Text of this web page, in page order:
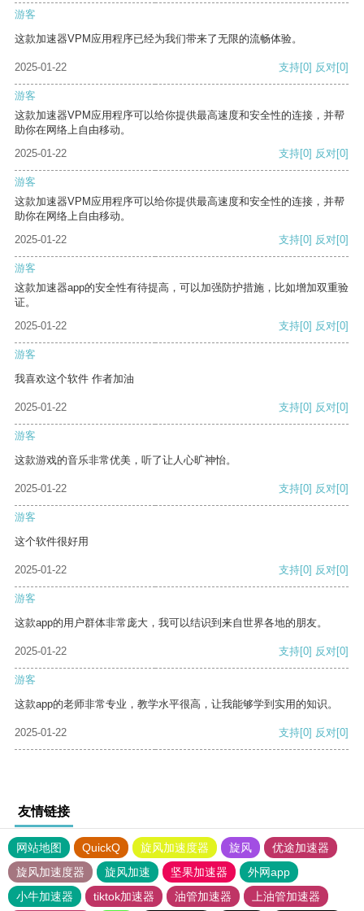
游客
这款加速器VPM应用程序已经为我们带来了无限的流畅体验。
2025-01-22 支持[0] 反对[0]
游客
这款加速器VPM应用程序可以给你提供最高速度和安全性的连接，并帮
助你在网络上自由移动。
2025-01-22
支持[0] 反对[0]
游客
这款加速器VPM应用程序可以给你提供最高速度和安全性的连接，并帮
助你在网络上自由移动。
2025-01-22
支持[0] 反对[0]
游客
这款加速器app的安全性有待提高，可以加强防护措施，比如增加双重验
证。
2025-01-22
支持[0] 反对[0]
游客
我喜欢这个软件 作者加油
2025-01-22 支持[0] 反对[0]
游客
这款游戏的音乐非常优美，听了让人心旷神怡。
2025-01-22 支持[0] 反对[0]
游客
这个软件很好用
2025-01-22 支持[0] 反对[0]
游客
这款app的用户群体非常庞大，我可以结识到来自世界各地的朋友。
2025-01-22 支持[0] 反对[0]
游客
这款app的老师非常专业，教学水平很高，让我能够学到实用的知识。
2025-01-22 支持[0] 反对[0]
友情链接
网站地图 QuickQ 旋风加速度器 旋风
优途加速器
旋风加速度器
旋风加速 坚果加速器
外网app
小牛加速器
tiktok加速器 油管加速器 上油管加速器